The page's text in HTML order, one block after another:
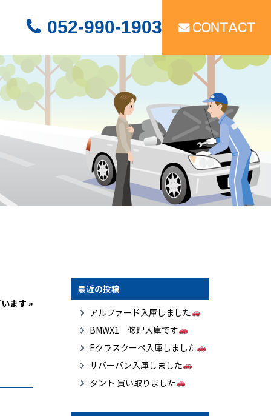
052-990-1903
ます »
最近の投稿
アルファード入庫しました
BMWX1 修理入庫です
Eクラスクーペ入庫しました
サバーバン入庫しました
タント 買い取りました